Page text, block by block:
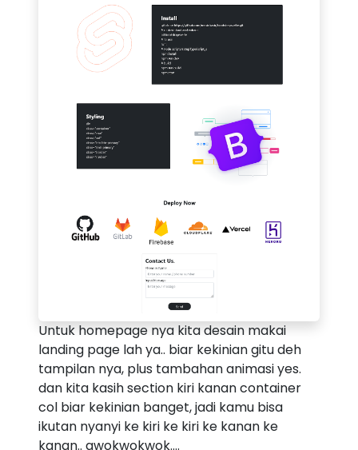
Untuk homepage nya kita desain makai
landing page lah ya.. biar kekinian gitu deh
tampilan nya, plus tambahan animasi yes.
dan kita kasih section kiri kanan container
col biar kekinian banget, jadi kamu bisa
ikutan nyanyi ke kiri ke kiri ke kanan ke
kanan.. awokwokwok....